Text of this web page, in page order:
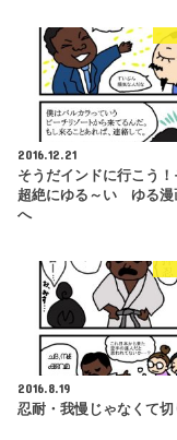
2016.12.21
そうだインドに行こう
超絶にゆる～い ゆる漫
へ
2016.8.19
忍耐・我慢じゃなくて切